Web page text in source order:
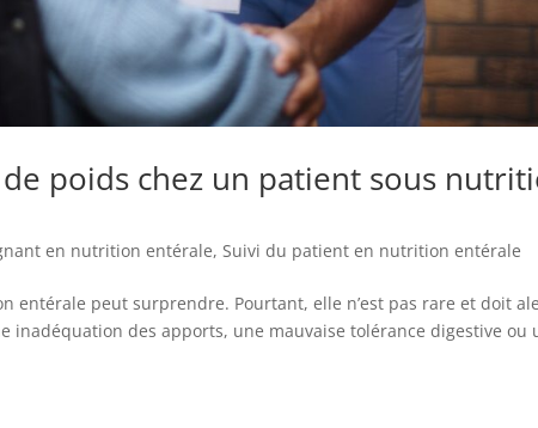
poids chez un patient sous
en nutrition entérale,Suivi du patient en nutrition entérale
entérale peut surprendre. Pourtant, elle n’est pas rare et doit
inadéquation des apports, une mauvaise tolérance digestive ou